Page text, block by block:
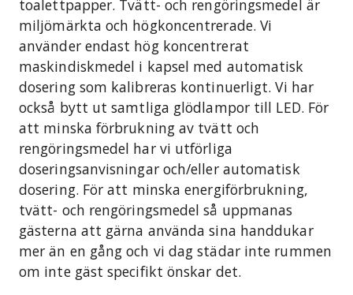
toalettpapper. Tvätt- och rengöringsmedel är
miljömärkta och högkoncentrerade. Vi
använder endast hög koncentrerat
maskindiskmedel i kapsel med automatisk
dosering som kalibreras kontinuerligt. Vi har
också bytt ut samtliga glödlampor till LED. För
att minska förbrukning av tvätt och
rengöringsmedel har vi utförliga
doseringsanvisningar och/eller automatisk
dosering. För att minska energiförbrukning,
tvätt- och rengöringsmedel så uppmanas
gästerna att gärna använda sina handdukar
mer än en gång och vi dag städar inte rummen
om inte gäst specifikt önskar det.